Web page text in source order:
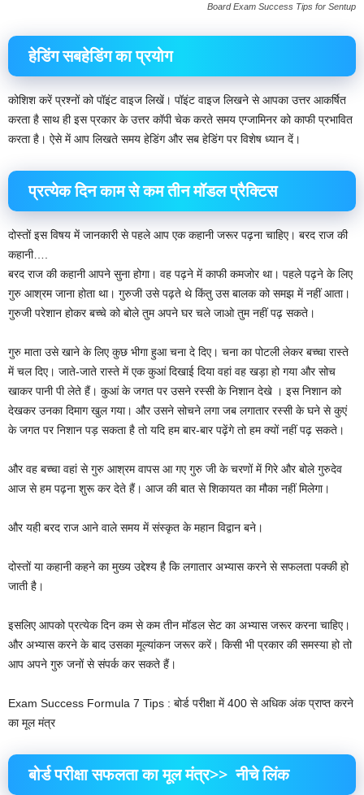
Board Exam Success Tips for Sentup
हेडिंग सबहेडिंग का प्रयोग
कोशिश करें प्रश्नों को पॉइंट वाइज लिखें। पॉइंट वाइज लिखने से आपका उत्तर आकर्षित
करता है साथ ही इस प्रकार के उत्तर कॉपी चेक करते समय एग्जामिनर को काफी प्रभावित
करता है। ऐसे में आप लिखते समय हेडिंग और सब हेडिंग पर विशेष ध्यान दें।
प्रत्येक दिन काम से कम तीन मॉडल प्रैक्टिस
दोस्तों इस विषय में जानकारी से पहले आप एक कहानी जरूर पढ़ना चाहिए। बरद राज की
कहानी….
बरद राज की कहानी आपने सुना होगा। वह पढ़ने में काफी कमजोर था। पहले पढ़ने के लिए
गुरु आश्रम जाना होता था। गुरुजी उसे पढ़ते थे किंतु उस बालक को समझ में नहीं आता। ‌
गुरुजी परेशान होकर बच्चे को बोले तुम अपने घर चले जाओ तुम नहीं पढ़ सकते।
गुरु माता उसे खाने के लिए कुछ भीगा हुआ चना दे दिए। चना का पोटली लेकर बच्चा रास्ते
में चल दिए। जाते-जाते रास्ते में एक कुआं दिखाई दिया वहां वह खड़ा हो गया और सोच
खाकर पानी पी लेते हैं। कुआं के जगत पर उसने रस्सी के निशान देखे । इस निशान को
देखकर उनका दिमाग खुल गया। और उसने सोचने लगा जब लगातार रस्सी के घने से कुएं
के जगत पर निशान पड़ सकता है तो यदि हम बार-बार पढ़ेंगे तो हम क्यों नहीं पढ़ सकते।
और वह बच्चा वहां से गुरु आश्रम वापस आ गए गुरु जी के चरणों में गिरे और बोले गुरुदेव
आज से हम पढ़ना शुरू कर देते हैं। आज की बात से शिकायत का मौका नहीं मिलेगा।
और यही बरद राज आने वाले समय में संस्कृत के महान विद्वान बने।
दोस्तों या कहानी कहने का मुख्य उद्देश्य है कि लगातार अभ्यास करने से सफलता पक्की हो
जाती है।
इसलिए आपको प्रत्येक दिन कम से कम तीन मॉडल सेट का अभ्यास जरूर करना चाहिए।
और अभ्यास करने के बाद उसका मूल्यांकन जरूर करें। किसी भी प्रकार की समस्या हो तो
आप अपने गुरु जनों से संपर्क कर सकते हैं।
Exam Success Formula 7 Tips : बोर्ड परीक्षा में 400 से अधिक अंक प्राप्त करने
का मूल मंत्र
बोर्ड परीक्षा सफलता का मूल मंत्र>> नीचे लिंक